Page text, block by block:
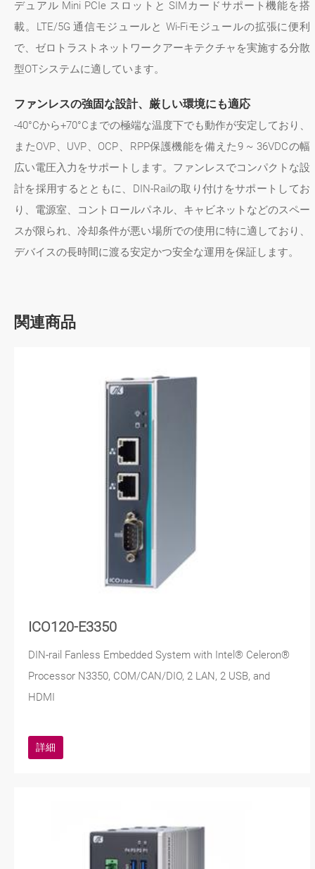
デュアル Mini PCIe スロットと SIMカードサポート機能を搭
載。LTE/5G 通信モジュールと Wi-Fiモジュールの拡張に便利
で、ゼロトラストネットワークアーキテクチャを実施する分散
型OTシステムに適しています。
ファンレスの強固な設計、厳しい環境にも適応
-40°Cから+70°Cまでの極端な温度下でも動作が安定しており、
またOVP、UVP、OCP、RPP保護機能を備えた9 ~ 36VDCの幅
広い電圧入力をサポートします。ファンレスでコンパクトな設
計を採用するとともに、DIN-Railの取り付けをサポートしてお
り、電源室、コントロールパネル、キャビネットなどのスペー
スが限られ、冷却条件が悪い場所での使用に特に適しており、
デバイスの長時間に渡る安定かつ安全な運用を保証します。
関連商品
ICO120-E3350
DIN-rail Fanless Embedded System with Intel® Celeron®
Processor N3350, COM/CAN/DIO, 2 LAN, 2 USB, and
HDMI
詳細